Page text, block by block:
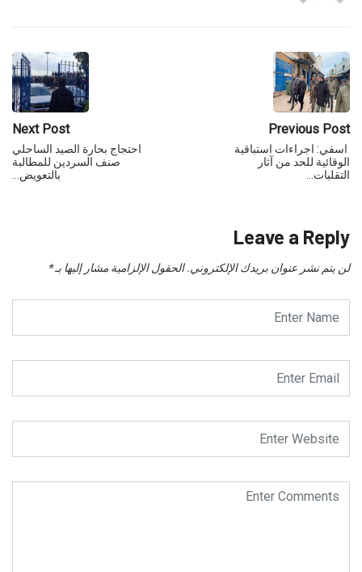
Previous Post
اسفي: اجراءات استباقية
الوقائية للحد من آثار
التقلبات…
Next Post
احتجاج بحارة الصيد الساحلي
صنف السردين للمطالبة
بالتعويض…
Leave a Reply
لن يتم نشر عنوان بريدك الإلكتروني. الحقول الإلزامية مشار إليها بـ*